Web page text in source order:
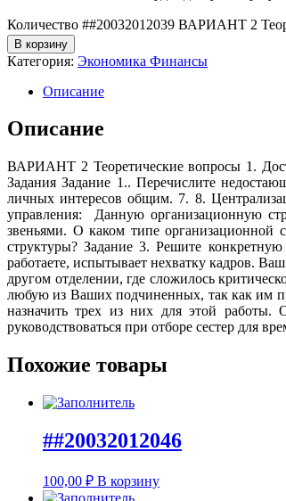
Количество ##20032012039 ВАРИАНТ 2
В корзину
Категория: Экономика Финансы
Описание
Описание
ВАРИАНТ 2 Теоретические вопросы 1.
Задания Задание 1.. Перечислите
личных интересов общим. 7. 8.
управления: Данную организационную
звеньями. О каком типе организационной
структуры? Задание 3. Решите
работаете, испытывает нехватку кадров.
другом отделении, где сложилось
любую из Ваших подчиненных, так как им
назначить трех из них для этой работы.
руководствоваться при отборе сестер для
Похожие товары
##20032012046
100,00 ₽ В корзину